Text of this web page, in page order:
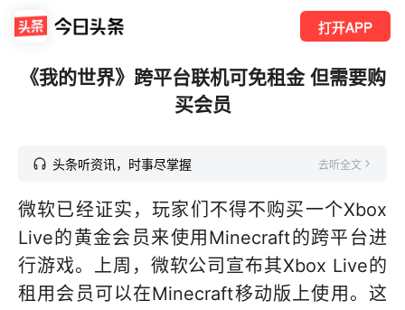
打开APP
《我的世界》跨平台联机可免租金 但需要购
买会员
头条听资讯，时事尽掌握 去听全文
微软已经证实，玩家们不得不购买一个Xbox
Live的黄金会员来使用Minecraft的跨平台进
行游戏。上周，微软公司宣布其Xbox Live的
租用会员可以在Minecraft移动版上使用。这